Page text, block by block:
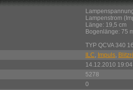
Lampenstrom
Länge: 19,5 cm
Bogenlänge: 75
TYP QCVA 340
ILC, Impuls,
14.12.2010 19:04
5278
0